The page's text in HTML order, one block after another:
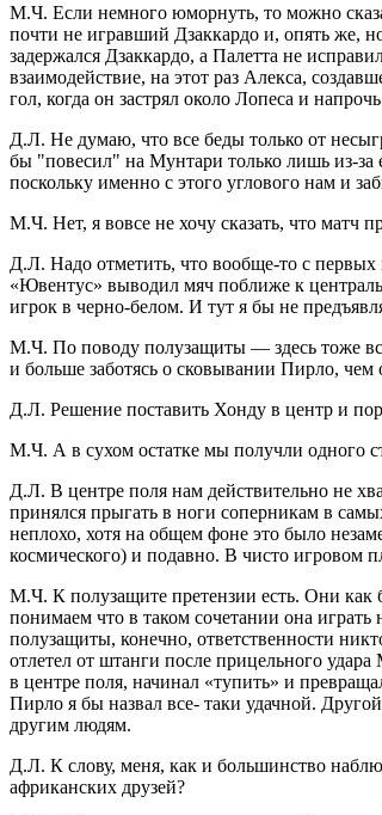
М.Ч. Если немного юморнуть, то можно
почти не игравший Дзаккардо и, опять же,
задержался Дзаккардо, а Палетта не
взаимодействие, на этот раз Алекса,
гол, когда он застрял около Лопеса и
Д.Л. Не думаю, что все беды только от
бы "повесил" на Мунтари только лишь из-за
поскольку именно с этого углового нам и
М.Ч. Нет, я вовсе не хочу сказать, что матч
Д.Л. Надо отметить, что вообще-то с первых
«Ювентус» выводил мяч поближе к
игрок в черно-белом. И тут я бы не
М.Ч. По поводу полузащиты — здесь тоже
и больше заботясь о сковывании Пирло,
Д.Л. Решение поставить Хонду в центр и
М.Ч. А в сухом остатке мы получли одного
Д.Л. В центре поля нам действительно не
принялся прыгать в ноги соперникам в
неплохо, хотя на общем фоне это было
космического) и подавно. В чисто игровом
М.Ч. К полузащите претензии есть. Они как
понимаем что в таком сочетании она
полузащиты, конечно, ответственности
отлетел от штанги после прицельного
в центре поля, начинал «тупить» и
Пирло я бы назвал все- таки удачной.
другим людям.
Д.Л. К слову, меня, как и большинство
африканских друзей?